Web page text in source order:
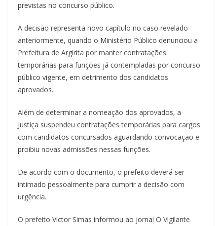
previstas no concurso público.
A decisão representa novo capítulo no caso revelado
anteriormente, quando o Ministério Público denunciou a
Prefeitura de Argirita por manter contratações
temporárias para funções já contempladas por concurso
público vigente, em detrimento dos candidatos
aprovados.
Além de determinar a nomeação dos aprovados, a
Justiça suspendeu contratações temporárias para cargos
com candidatos concursados aguardando convocação e
proibiu novas admissões nessas funções.
De acordo com o documento, o prefeito deverá ser
intimado pessoalmente para cumprir a decisão com
urgência.
O prefeito Victor Simas informou ao jornal O Vigilante